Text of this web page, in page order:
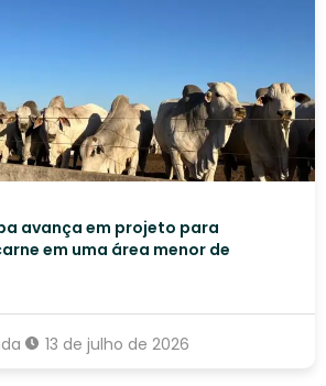
avança em projeto para
em uma área menor de
13 de julho de 2026